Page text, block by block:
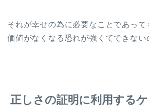
それが幸せの為に必要なことであって
価値がなくなる恐れが強くてできない
正しさの証明に利用する